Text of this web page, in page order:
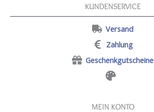
KUNDENSERVICE
Versand
Zahlung
Geschenkgutscheine
MEIN KONTO